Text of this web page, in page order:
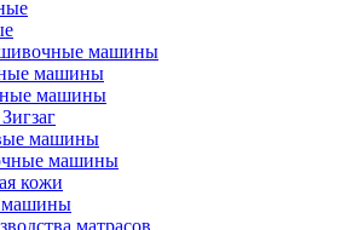
машины
машины
машины
машины
машины
кожи
машины
матрасов